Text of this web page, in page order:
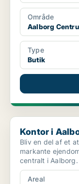
Område
Aalborg
Type
Butik
Kontor i Aalborg
Kontor i
Bliv en del af et
markante
centralt i
og histo...
Areal